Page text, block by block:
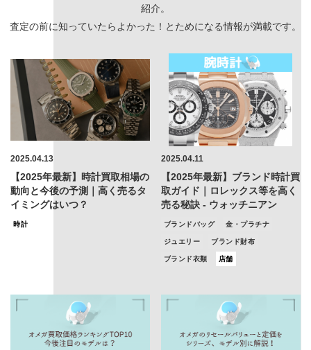
紹介。
査定の前に知っていたらよかった！とためになる情報が満載です。
2025.04.13
【2025年最新】時計買取相場の
動向と今後の予測｜高く売るタ
イミングはいつ？
時計
2025.04.11
【2025年最新】ブランド時計買
取ガイド｜ロレックス等を高く
売る秘訣 - ウォッチニアン
ブランドバッグ 金・プラチナ
ジュエリー ブランド財布
ブランド衣類 店舗